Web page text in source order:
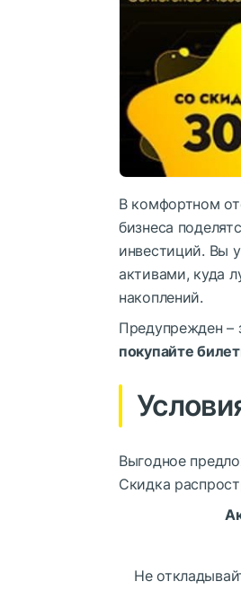
В комфортном
бизнеса
инвестиций. Вы
активами, куда
накоплений.
Предупрежден –
покупайте
Выгодное
Скидка
Не